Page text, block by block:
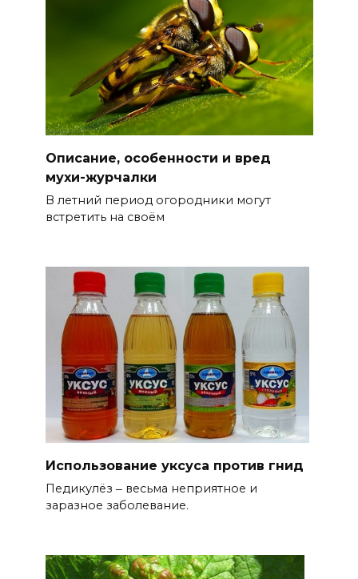
Описание, особенности и вред
мухи-журчалки
В летний период огородники могут
встретить на своём
Использование уксуса против гнид
Педикулёз ‒ весьма неприятное и
заразное заболевание.